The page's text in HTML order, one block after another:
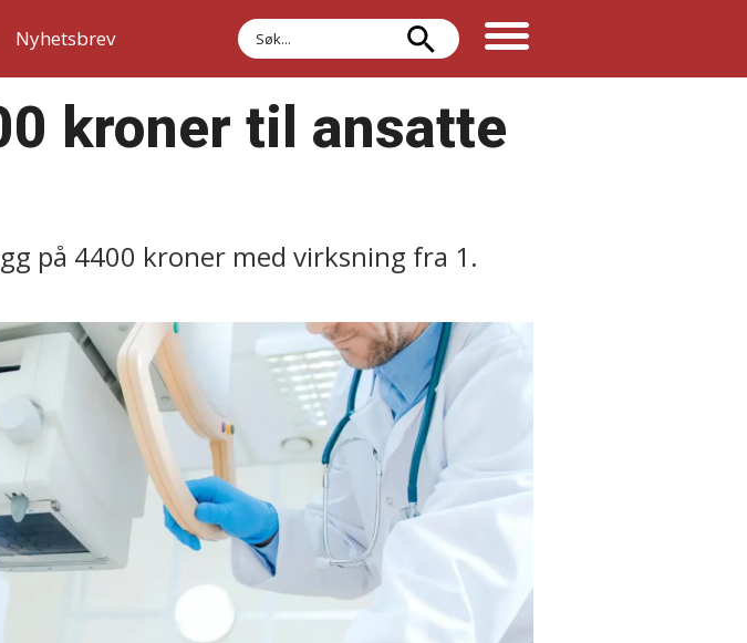
Nyhetsbrev
Søk
kroner til ansatte
på 4400 kroner med virksning fra 1.